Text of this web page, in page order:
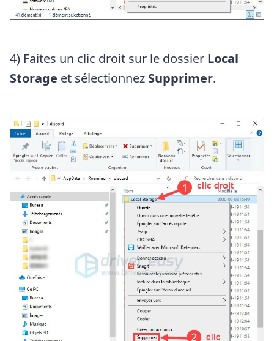
4) Faites un clic droit sur le dossier Local
Storage et sélectionnez Supprimer.